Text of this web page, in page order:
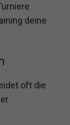
deine
oft die